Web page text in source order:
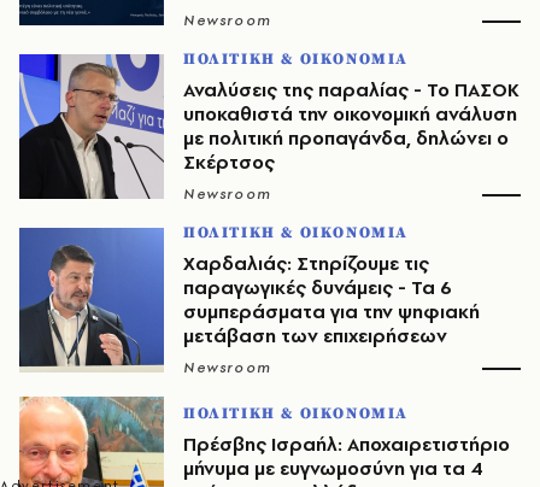
Newsroom
ΠΟΛΙΤΙΚΗ & ΟΙΚΟΝΟΜΙΑ
Αναλύσεις της παραλίας - Το ΠΑΣΟΚ
υποκαθιστά την οικονομική ανάλυση
με πολιτική προπαγάνδα, δηλώνει ο
Σκέρτσος
Newsroom
ΠΟΛΙΤΙΚΗ & ΟΙΚΟΝΟΜΙΑ
Χαρδαλιάς: Στηρίζουμε τις
παραγωγικές δυνάμεις - Τα 6
συμπεράσματα για την ψηφιακή
μετάβαση των επιχειρήσεων
Newsroom
ΠΟΛΙΤΙΚΗ & ΟΙΚΟΝΟΜΙΑ
Πρέσβης Ισραήλ: Αποχαιρετιστήριο
μήνυμα με ευγνωμοσύνη για τα 4